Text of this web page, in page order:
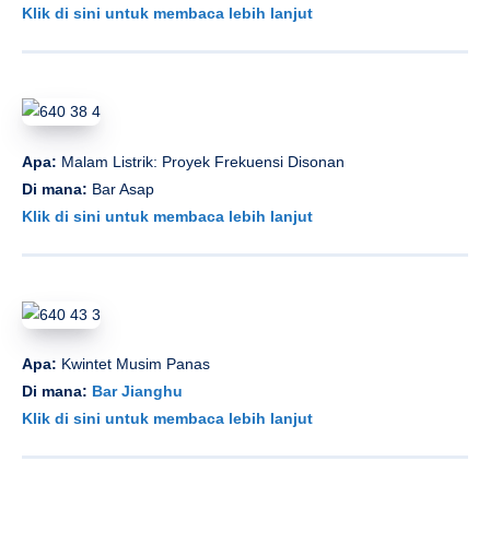
Klik di sini untuk membaca lebih lanjut
Apa: Malam Listrik: Proyek Frekuensi Disonan
Di mana: Bar Asap
Klik di sini untuk membaca lebih lanjut
Apa: Kwintet Musim Panas
Di mana: Bar Jianghu
Klik di sini untuk membaca lebih lanjut